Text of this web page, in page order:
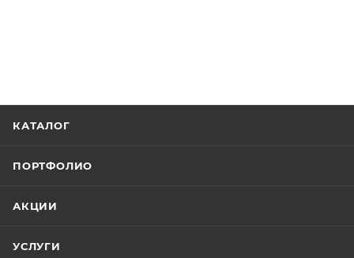
КАТАЛОГ
ПОРТФОЛИО
АКЦИИ
УСЛУГИ